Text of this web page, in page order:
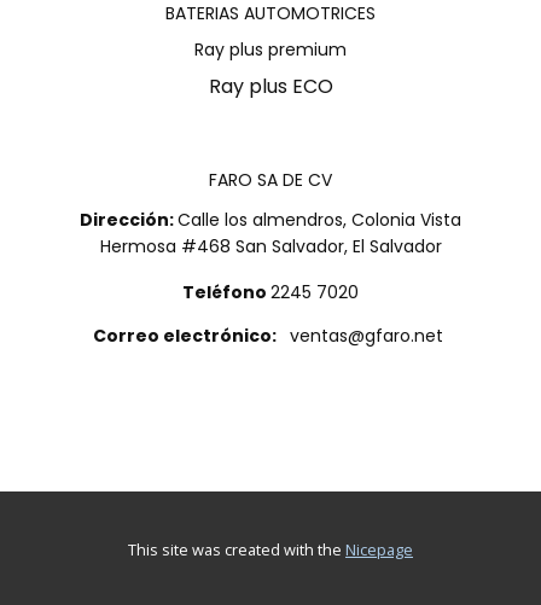
BATERIAS AUTOMOTRICES
Ray plus premium
Ray plus ECO
FARO SA DE CV
Dirección:Calle los almendros, Colonia Vista
Hermosa #468 San Salvador, El Salvador
Teléfono 2245 7020
Correo electrónico: ventas@gfaro.net
This site was created with the Nicepage